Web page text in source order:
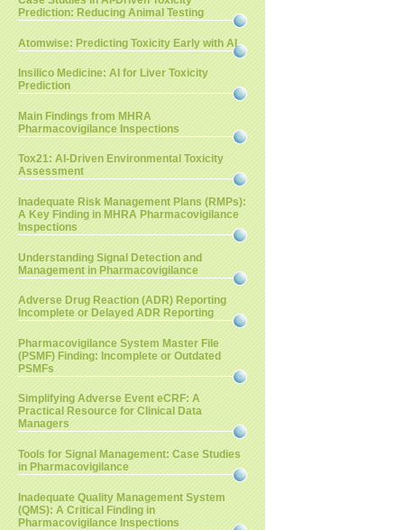
Prediction: Reducing Animal Testing
Atomwise: Predicting Toxicity Early with AI
Insilico Medicine: AI for Liver Toxicity
Prediction
Main Findings from MHRA
Pharmacovigilance Inspections
Tox21: AI-Driven Environmental Toxicity
Assessment
Inadequate Risk Management Plans (RMPs):
A Key Finding in MHRA Pharmacovigilance
Inspections
Understanding Signal Detection and
Management in Pharmacovigilance
Adverse Drug Reaction (ADR) Reporting
Incomplete or Delayed ADR Reporting
Pharmacovigilance System Master File
(PSMF) Finding: Incomplete or Outdated
PSMFs
Simplifying Adverse Event eCRF: A
Practical Resource for Clinical Data
Managers
Tools for Signal Management: Case Studies
in Pharmacovigilance
Inadequate Quality Management System
(QMS): A Critical Finding in
Pharmacovigilance Inspections